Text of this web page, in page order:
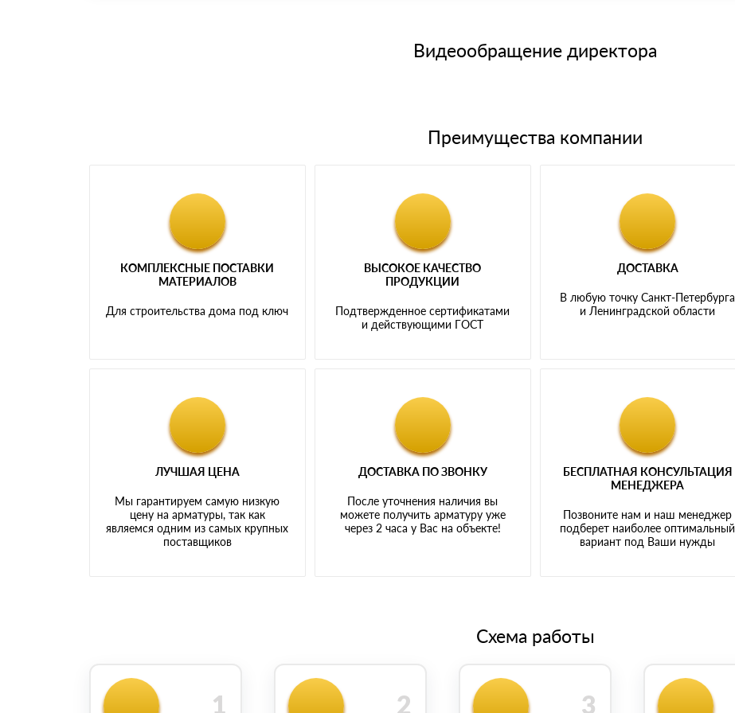
Мы принимаем платежи с сайта по следующим банковским картамВидеообращение директора
Преимущества компании
КОМПЛЕКСНЫЕ ПОСТАВКИ
МАТЕРИАЛОВ
Для строительства дома под ключ
ВЫСОКОЕ КАЧЕСТВО
ПРОДУКЦИИ
Подтвержденное сертификатами
и действующими ГОСТ
ДОСТАВКА
В любую точку Санкт-Петербурга
и Ленинградской области
ЛУЧШАЯ ЦЕНА
Мы гарантируем самую низкую
цену на арматуры, так как
являемся одним из самых крупных
поставщиков
ДОСТАВКА ПО ЗВОНКУ
После уточнения наличия вы
можете получить арматуру уже
через 2 часа у Вас на объекте!
БЕСПЛАТНАЯ КОНСУЛЬТАЦИЯ
МЕНЕДЖЕРА
Позвоните нам и наш менеджер
подберет наиболее оптимальный
вариант под Ваши нужды
Схема работы